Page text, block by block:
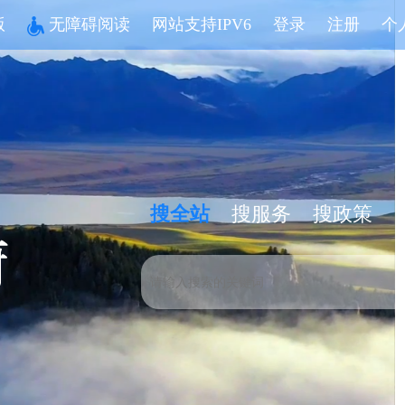
无障碍阅读 网站支持IPV6 登录 注册 个
搜全站 搜服务 搜政策